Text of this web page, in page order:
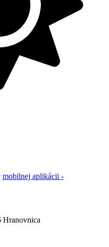
mobilnej aplikácii -
Hranovnica